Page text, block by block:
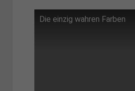
Die einzig wahren Farben